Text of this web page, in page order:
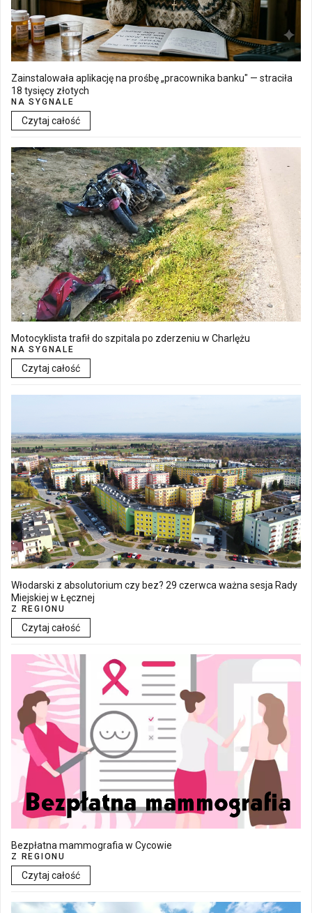
Zainstalowała aplikację na prośbę „pracownika banku" — straciła
18 tysięcy złotych
NA SYGNALE
Czytaj całość
Motocyklista trafił do szpitala po zderzeniu w Charlężu
NA SYGNALE
Czytaj całość
Włodarski z absolutorium czy bez? 29 czerwca ważna sesja Rady
Miejskiej w Łęcznej
Z REGIONU
Czytaj całość
Bezpłatna mammografia w Cycowie
Z REGIONU
Czytaj całość